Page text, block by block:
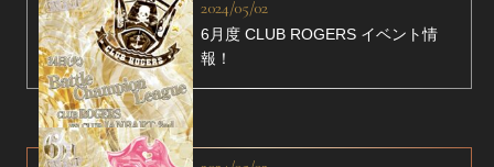
2024/05/02
6月度 CLUB ROGERS イベント情
報！